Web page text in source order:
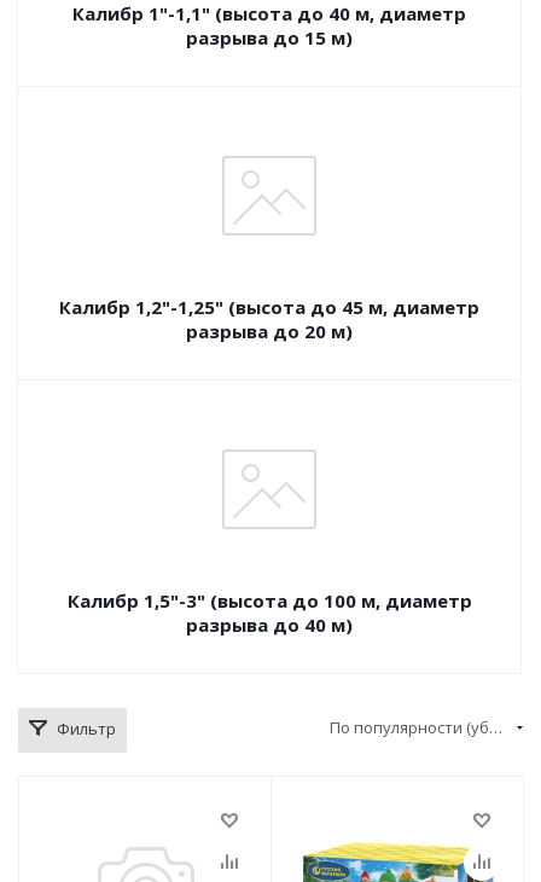
Калибр 1"-1,1" (высота до 40 м, диаметр
разрыва до 15 м)
Калибр 1,2"-1,25" (высота до 45 м, диаметр
разрыва до 20 м)
Калибр 1,5"-3" (высота до 100 м, диаметр
разрыва до 40 м)
Фильтр По популярности (убывание)